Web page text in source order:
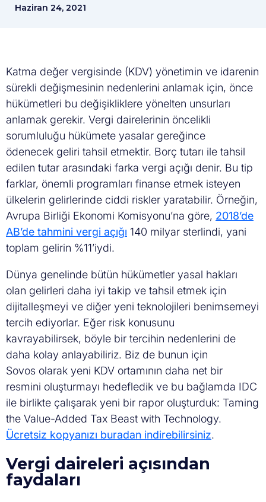
Haziran 24, 2021
Katma değer vergisinde (KDV) yönetimin ve idarenin
sürekli değişmesinin nedenlerini anlamak için, önce
hükümetleri bu değişikliklere yönelten unsurları
anlamak gerekir. Vergi dairelerinin öncelikli
sorumluluğu hükümete yasalar gereğince
ödenecek geliri tahsil etmektir. Borç tutarı ile tahsil
edilen tutar arasındaki farka vergi açığı denir. Bu tip
farklar, önemli programları finanse etmek isteyen
ülkelerin gelirlerinde ciddi riskler yaratabilir. Örneğin,
Avrupa Birliği Ekonomi Komisyonu’na göre, 2018’de
AB’de tahmini vergi açığı 140 milyar sterlindi, yani
toplam gelirin %11’iydi.
Dünya genelinde bütün hükümetler yasal hakları
olan gelirleri daha iyi takip ve tahsil etmek için
dijitalleşmeyi ve diğer yeni teknolojileri benimsemeyi
tercih ediyorlar. Eğer risk konusunu
kavrayabilirsek, böyle bir tercihin nedenlerini de
daha kolay anlayabiliriz. Biz de bunun için
Sovos olarak yeni KDV ortamının daha net bir
resmini oluşturmayı hedefledik ve bu bağlamda IDC
ile birlikte çalışarak yeni bir rapor oluşturduk: Taming
the Value-Added Tax Beast with Technology.
Ücretsiz kopyanızı buradan indirebilirsiniz.
Vergi daireleri açısından
faydaları